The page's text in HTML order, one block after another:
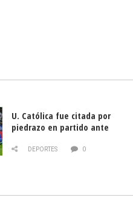
U. Católica fue citada por
piedrazo en partido ante
DEPORTES 0